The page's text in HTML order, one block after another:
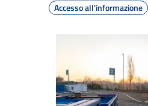
Accesso all'informazione